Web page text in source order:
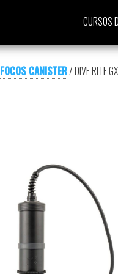
CURSOS
FOCOS CANISTER/ DIVE RITE